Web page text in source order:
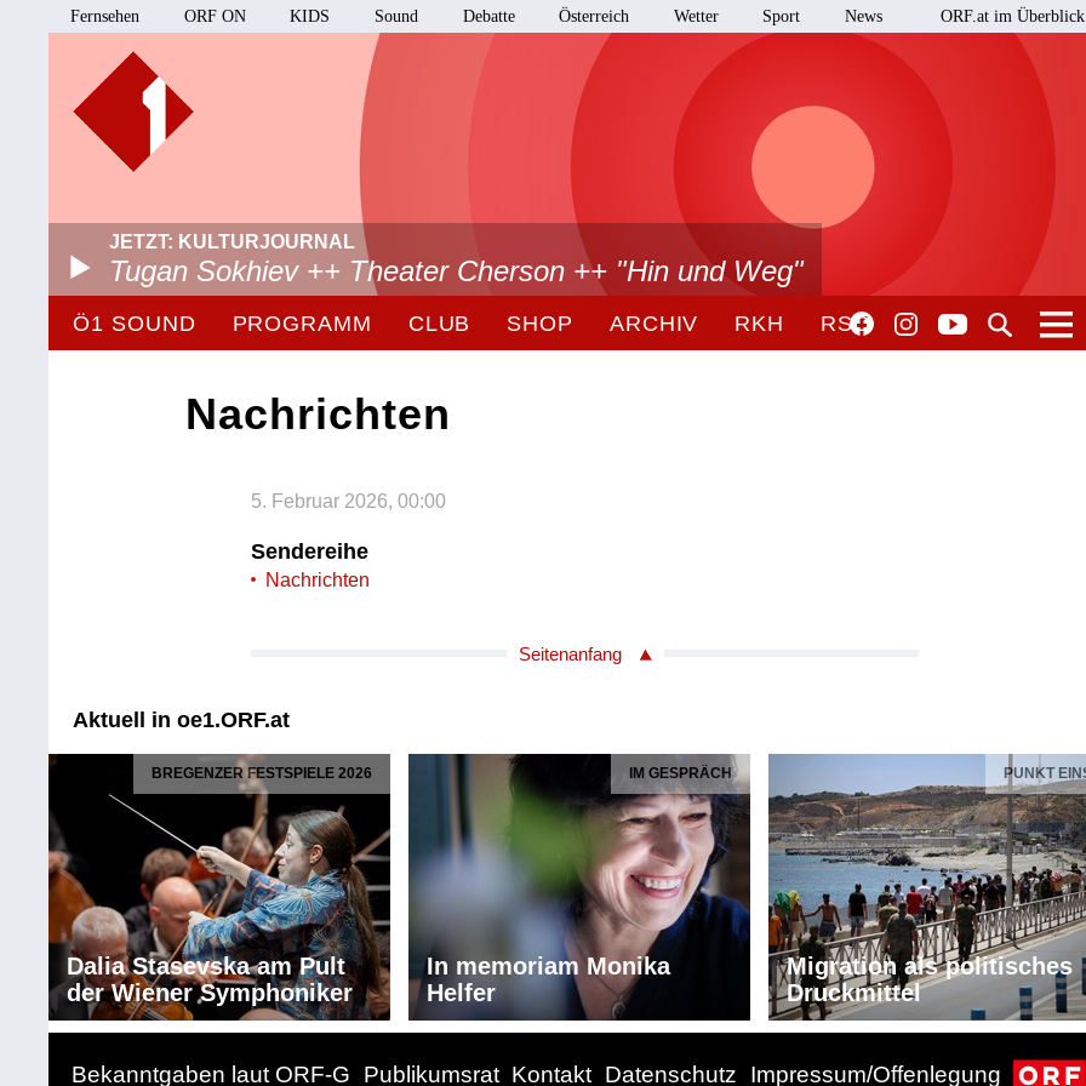
Fernsehen ORF ON KIDS Sound Debatte Österreich Wetter Sport News ORF.at im Überblick
JETZT: KULTURJOURNAL
Tugan Sokhiev ++ Theater Cherson ++ "Hin und Weg"
Ö1 SOUND PROGRAMM CLUB SHOP ARCHIV RKH RSO
Nachrichten
5. Februar 2026, 00:00
Sendereihe
Nachrichten
Seitenanfang
Aktuell in oe1.ORF.at
BREGENZER FESTSPIELE 2026
Dalia Stasevska am Pult
der Wiener Symphoniker
IM GESPRÄCH
In memoriam Monika
Helfer
PUNKT
Migration als politisches
Druckmittel
Bekanntgaben laut ORF-G Publikumsrat Kontakt Datenschutz Impressum/Offenlegung